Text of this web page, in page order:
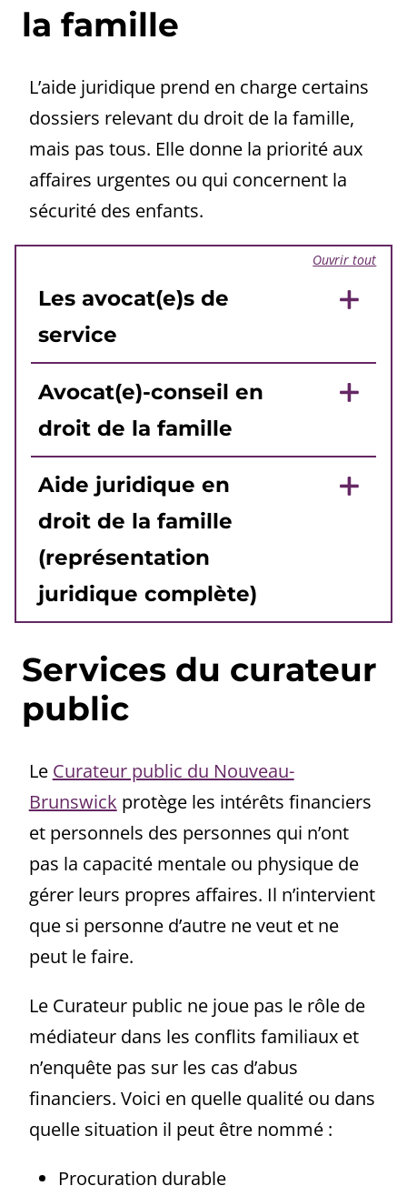
la famille
L’aide juridique prend en charge certains
dossiers relevant du droit de la famille,
mais pas tous. Elle donne la priorité aux
affaires urgentes ou qui concernent la
sécurité des enfants.
Ouvrir tout
Les avocat(e)s de
service
Avocat(e)-conseil en
droit de la famille
Aide juridique en
droit de la famille
(représentation
juridique complète)
Services du curateur
public
Le Curateur public du Nouveau-
Brunswick protège les intérêts financiers
et personnels des personnes qui n’ont
pas la capacité mentale ou physique de
gérer leurs propres affaires. Il n’intervient
que si personne d’autre ne veut et ne
peut le faire.
Le Curateur public ne joue pas le rôle de
médiateur dans les conflits familiaux et
n’enquête pas sur les cas d’abus
financiers. Voici en quelle qualité ou dans
quelle situation il peut être nommé :
Procuration durable